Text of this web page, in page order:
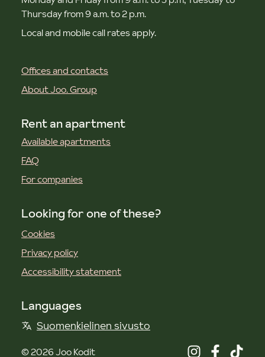
Thursday from 9 a.m. to 2 p.m.
Local and mobile call rates apply.
Offices and contacts
About Joo. Group
Rent an apartment
Available apartments
FAQ
For companies
Looking for one of these?
Cookies
Privacy policy
Accessibility statement
Languages
Suomenkielinen sivusto
©2026Joo Kodit